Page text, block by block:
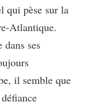
qui pèse sur la
Atlantique.
dans ses
il semble que